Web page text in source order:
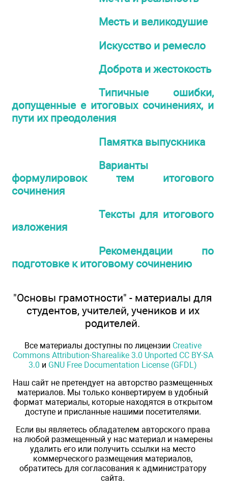
Месть и великодушие
Искусство и ремесло
Доброта и жестокость
Типичные ошибки,
допущенные е итоговых сочинениях, и
пути их преодоления
Памятка выпускника
Варианты
формулировок тем итогового
сочинения
Тексты для итогового
изложения
Рекомендации по
подготовке к итоговому сочинению
"Основы грамотности" - материалы для
студентов, учителей, учеников и их
родителей.
Все материалы доступны по лицензии Creative
Commons Attribution-Sharealike 3.0 Unported CC BY-SA
3.0 и GNU Free Documentation License (GFDL)
Наш сайт не претендует на авторство размещенных
материалов. Мы только конвертируем в удобный
формат материалы, которые находятся в открытом
доступе и присланные нашими посетителями.
Если вы являетесь обладателем авторского права
на любой размещенный у нас материал и намерены
удалить его или получить ссылки на место
коммерческого размещения материалов,
обратитесь для согласования к администратору
сайта.